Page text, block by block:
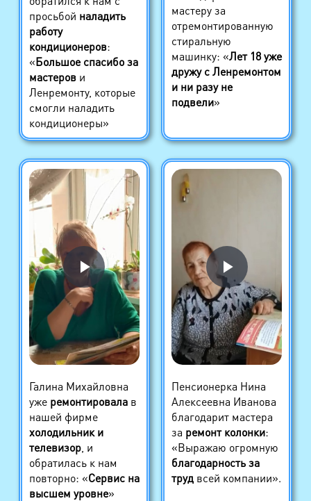
просьбой наладить
работу
кондиционеров:
«Большое спасибо за
мастерови
Ленремонту, которые
смогли наладить
кондиционеры»
мастеру за
отремонтированную
стиральную
машинку: «Лет 18 уже
дружу с Ленремонтом
и ни разу не
подвели»
Галина Михайловна
уже ремонтировалав
нашей фирме
холодильник и
телевизор, и
обратилась к нам
повторно: «Сервис на
высшем уровне»
Пенсионерка Нина
Алексеевна Иванова
благодарит мастера
за ремонт колонки:
«Выражаю огромную
благодарность за
трудвсей компании».